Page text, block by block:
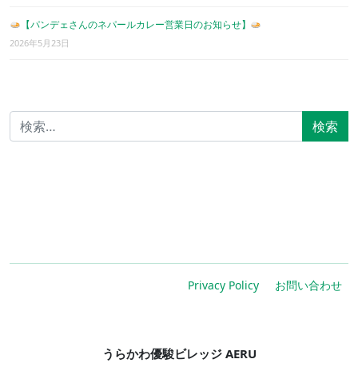
【パンデェさんのネパールカレー営業日のお知らせ】
2026年5月23日
検索:
Privacy Policy お問い合わせ
うらかわ優駿ビレッジ AERU